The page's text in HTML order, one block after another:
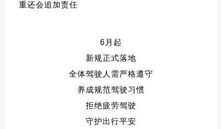
重还会追加责任
6月起
新规正式落地
全体驾驶人需严格遵守
养成规范驾驶习惯
拒绝疲劳驾驶
守护出行平安